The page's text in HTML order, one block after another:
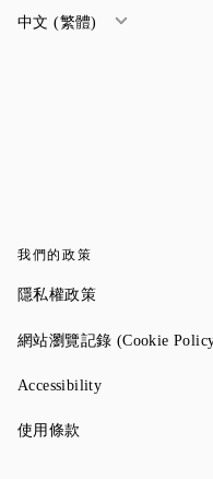
中文 (繁體)
我們的政策
隱私權政策Link Opens in
網站瀏覽記錄 (Cookie
AccessibilityLink Opens in
使用條款